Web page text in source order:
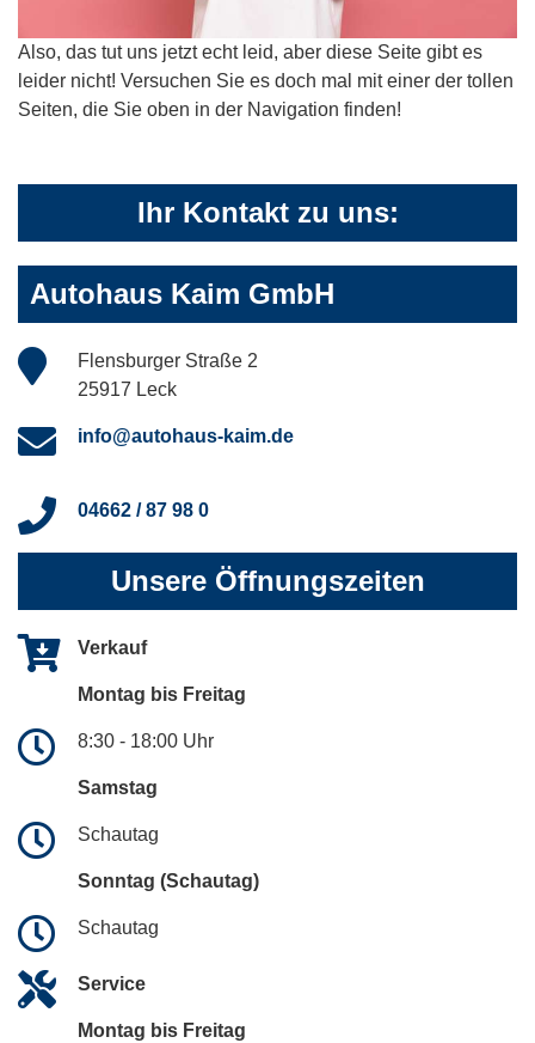
Also, das tut uns jetzt echt leid, aber diese Seite gibt es
leider nicht! Versuchen Sie es doch mal mit einer der tollen
Seiten, die Sie oben in der Navigation finden!
Ihr Kontakt zu uns:
Autohaus Kaim GmbH
Flensburger Straße 2
25917 Leck
info@autohaus-kaim.de
04662 / 87 98 0
Unsere Öffnungszeiten
Verkauf
Montag bis Freitag
8:30 - 18:00 Uhr
Samstag
Schautag
Sonntag (Schautag)
Schautag
Service
Montag bis Freitag